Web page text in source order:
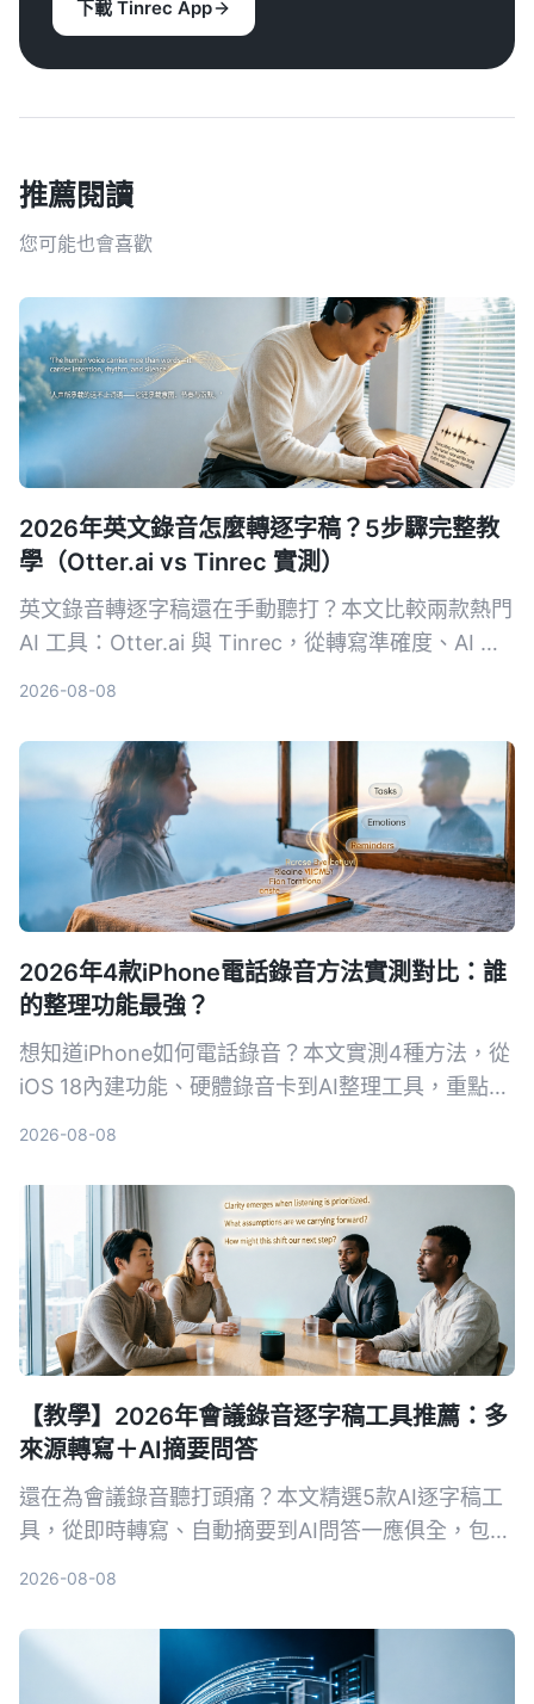
下載 Tinrec App
推薦閱讀
您可能也會喜歡
2026年英文錄音怎麼轉逐字稿？5步驟完整教
學（Otter.ai vs Tinrec 實測）
英文錄音轉逐字稿還在手動聽打？本文比較兩款熱門
AI 工具：Otter.ai 與 Tinrec，從轉寫準確度、AI 整
器。
2026-08-08
2026年4款iPhone電話錄音方法實測對比：誰
的整理功能最強？
想知道iPhone如何電話錄音？本文實測4種方法，從
iOS 18內建功能、硬體錄音卡到AI整理工具，重點比
2026-08-08
【教學】2026年會議錄音逐字稿工具推薦：多
來源轉寫＋AI摘要問答
還在為會議錄音聽打頭痛？本文精選5款AI逐字稿工
具，從即時轉寫、自動摘要到AI問答一應俱全，包含
2026-08-08